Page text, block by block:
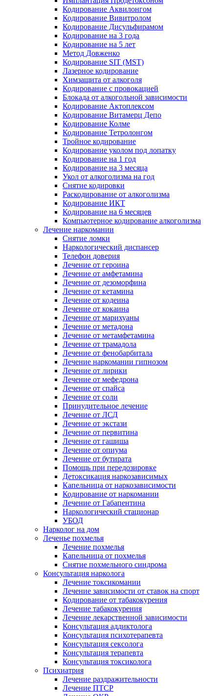
Кодирование Аквилонгом
Кодирование Вивитролом
Кодирование Дисульфирамом
Кодирование на 3 года
Кодирование на 5 лет
Метод Довженко
Кодирование SIT (MST)
Лазерное кодирование
Химзащита от алкоголя
Кодирование с провокацией
Блокада от алкогольной зависимости
Кодирование Актоплексом
Кодирование Витамерц Депо
Кодирование Колме
Кодирование Тетролонгом
Тройное кодирование
Кодирование уколом под лопатку
Кодирование на 1 год
Кодирование на 3 месяца
Укол от алкоголизма на год
Снятие кодировки
Раскодирование от алкоголизма
Кодирование ИКТ
Кодирование на 6 месяцев
Компьютерное кодирование алкоголизма
Лечение наркомании
Снятие ломки
Наркологический диспансер
Телефон доверия
Лечение от героина
Лечение от амфетамина
Лечение от дезоморфина
Лечение от кетамина
Лечение от кодеина
Лечение от кокаина
Лечение от марихуаны
Лечение от метадона
Лечение от метамфетамина
Лечение от трамадола
Лечение от фенобарбитала
Лечение наркомании гипнозом
Лечение от лирики
Лечение от мефедрона
Лечение от спайса
Лечение от соли
Принудительное лечение
Лечение от ЛСД
Лечение от экстази
Лечение от первитина
Лечение от гашиша
Лечение от опиума
Лечение от бутирата
Помощь при передозировке
Детоксикация наркозависимых
Капельница от наркозависимости
Кодирование от наркомании
Лечение от Габапентина
Наркологический стационар
УБОД
Нарколог на дом
Леченье похмелья
Лечение похмелья
Капельница от похмелья
Снятие похмельного синдрома
Консультация нарколога
Лечение токсикомании
Лечение зависимости от ставок на спорт
Кодирование от табакокурения
Лечение табакокурения
Лечение лекарственной зависимости
Консультация аддиктолога
Консультация психотерапевта
Консультация сексолога
Консультация терапевта
Консультация токсиколога
Психиатрия
Лечение раздражительности
Лечение ПТСР